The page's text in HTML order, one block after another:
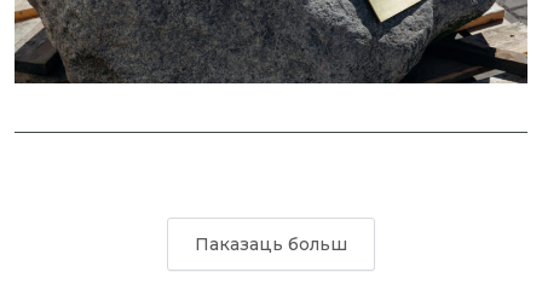
Паказаць больш